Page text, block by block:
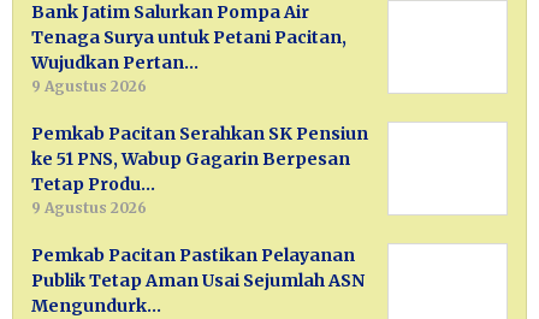
Bank Jatim Salurkan Pompa Air
Tenaga Surya untuk Petani Pacitan,
Wujudkan Pertan…
9 Agustus 2026
Pemkab Pacitan Serahkan SK Pensiun
ke 51 PNS, Wabup Gagarin Berpesan
Tetap Produ…
9 Agustus 2026
Pemkab Pacitan Pastikan Pelayanan
Publik Tetap Aman Usai Sejumlah ASN
Mengundurk…